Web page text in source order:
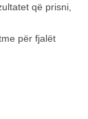
që prisni,
për fjalët